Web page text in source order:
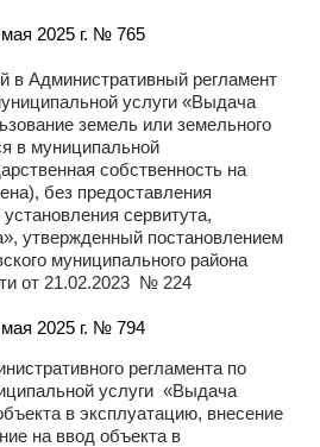
2025 г. № 765
в Административный регламент
услуги «Выдача
земель или земельного
в муниципальной
собственность на
без предоставления
сервитута,
утвержденный постановлением
муниципального района
от 21.02.2023 № 224
2025 г. № 794
регламента по
услуги «Выдача
в эксплуатацию, внесение
на ввод объекта в